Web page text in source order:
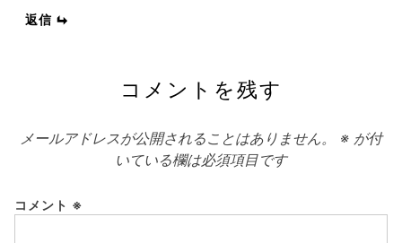
返信
コメントを残す
メールアドレスが公開されることはありません。 ※ が付
いている欄は必須項目です
コメント ※